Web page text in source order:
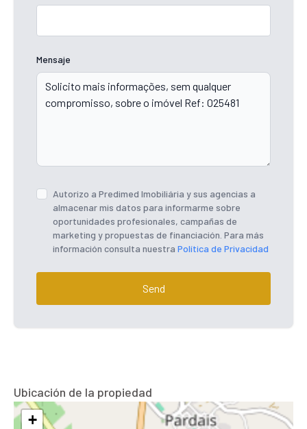
Mensaje
Autorizo ​​a Predimed Imobiliária y sus agencias a
almacenar mis datos para informarme sobre
oportunidades profesionales, campañas de
marketing y propuestas de financiación. Para más
información consulta nuestra Política de Privacidad
Send
Ubicación de la propiedad
+